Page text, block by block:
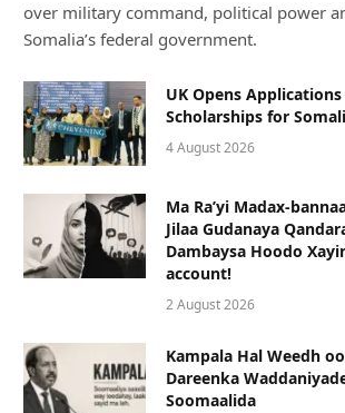
over military command, political power
Somalia’s federal government.
UK Opens
Scholarships for
4 August 2026
Ma Ra’yi Madax-
Jilaa Gudanaya
Dambaysa Hoodo
account!
2 August 2026
Kampala Hal Weedh
Dareenka
Soomaalida